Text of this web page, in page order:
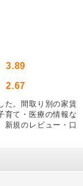
3.89
2.67
た。間取り別の家賃
育て・医療の情報な
新規のレビュー・口